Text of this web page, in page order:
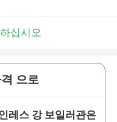
십시오
으로
레스 강 보일러관은